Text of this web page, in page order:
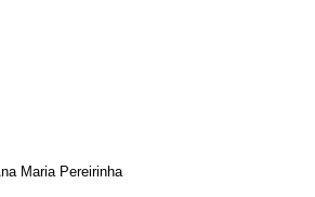
Maria Pereirinha